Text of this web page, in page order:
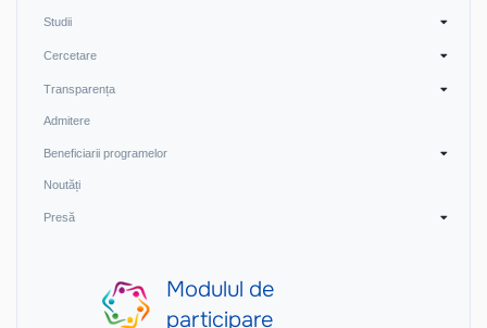
Studii
Cercetare
Transparența
Admitere
Beneficiarii programelor
Noutăți
Presă